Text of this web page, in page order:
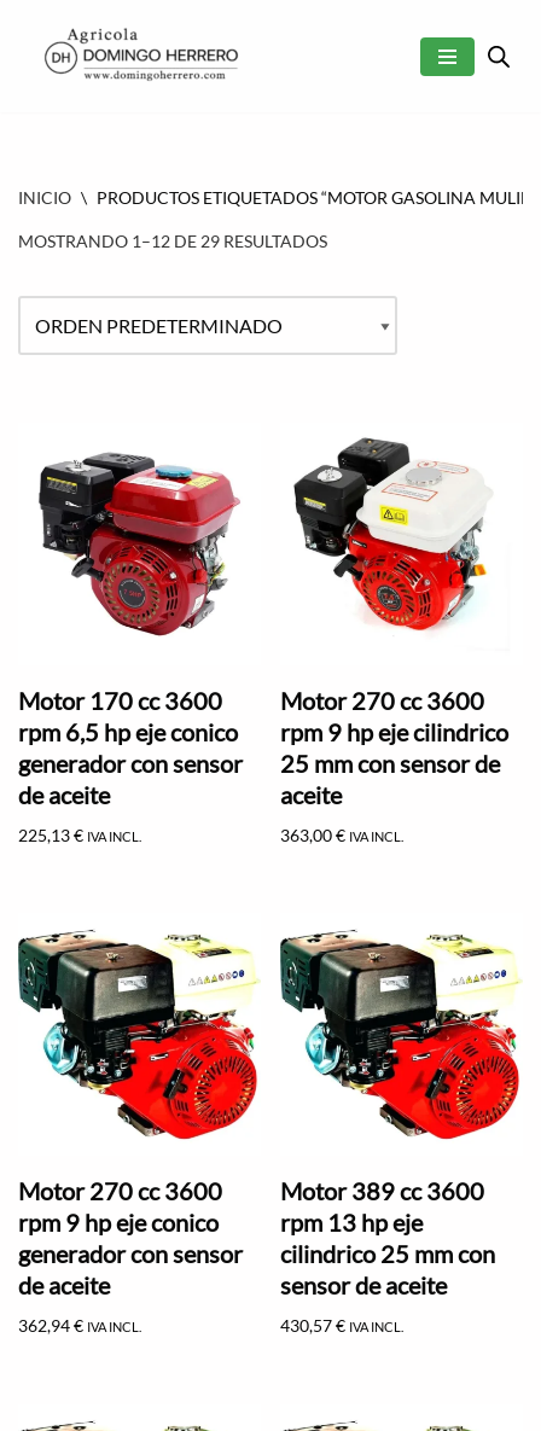
SALTAR
INICIO \ PRODUCTOS ETIQUETADOS “MOTOR GASOLINA
MOSTRANDO 1–12 DE 29 RESULTADOS
Motor 170 cc 3600
rpm 6,5 hp eje conico
generador con sensor
de aceite
225,13€ IVA INCL.
Motor 270 cc 3600
rpm 9 hp eje cilindrico
25 mm con sensor de
aceite
363,00€ IVA INCL.
Motor 270 cc 3600
rpm 9 hp eje conico
generador con sensor
de aceite
362,94€ IVA INCL.
Motor 389 cc 3600
rpm 13 hp eje
cilindrico 25 mm con
sensor de aceite
430,57€ IVA INCL.